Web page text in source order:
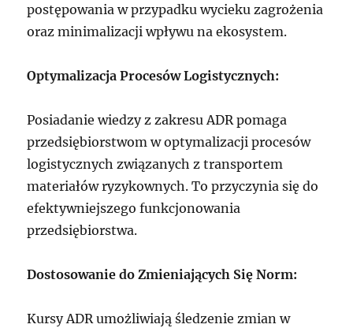
postępowania w przypadku wycieku zagrożenia
oraz minimalizacji wpływu na ekosystem.
Optymalizacja Procesów Logistycznych:
Posiadanie wiedzy z zakresu ADR pomaga
przedsiębiorstwom w optymalizacji procesów
logistycznych związanych z transportem
materiałów ryzykownych. To przyczynia się do
efektywniejszego funkcjonowania
przedsiębiorstwa.
Dostosowanie do Zmieniających Się Norm:
Kursy ADR umożliwiają śledzenie zmian w